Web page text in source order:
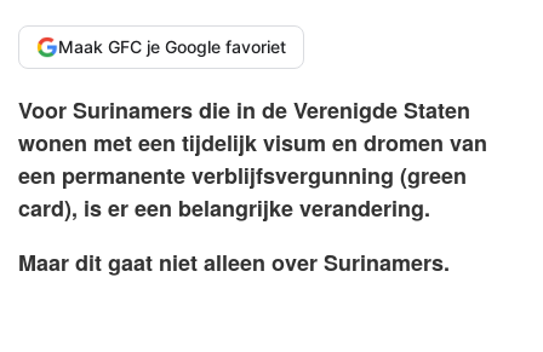
Maak GFC je Google favoriet
Voor Surinamers die in de Verenigde Staten
wonen met een tijdelijk visum en dromen van
een permanente verblijfsvergunning (green
card), is er een belangrijke verandering.
Maar dit gaat niet alleen over Surinamers.